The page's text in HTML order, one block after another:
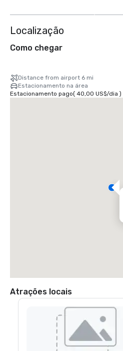
Localização
Como chegar
Distance from airport 6 mi
Estacionamento na área
Estacionamento pago( 40,00 US$/dia )
Atrações locais